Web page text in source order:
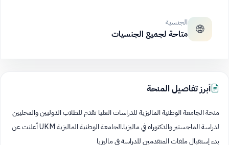
🌐 الجنسية
متاحة لجميع الجنسيات
أبرز تفاصيل المنحة
منحة الجامعة الوطنية الماليزية للدراسات العليا تقدم للطلاب الدوليين والمحليين
لدراسة الماجستير والدكتوراه في ماليزيا.الجامعة الوطنية الماليزية UKM أعلنت عن
بدء إستقبال ملفات المتقدمين للدراسة في ماليزيا